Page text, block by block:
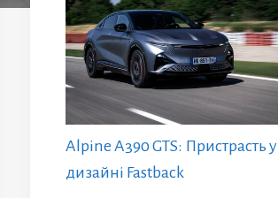
Alpine A390 GTS: Пристрасть у
дизайні Fastback